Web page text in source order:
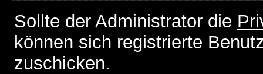
Sollte der Administrator die
können sich registrierte
zuschicken.